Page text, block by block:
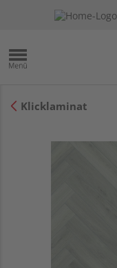
Klicklaminat